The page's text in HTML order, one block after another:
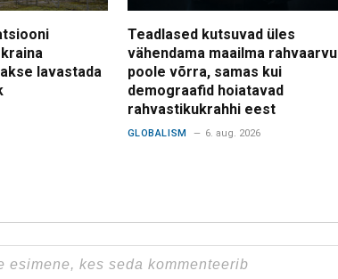
lavastada
Teadlased kutsuvad üles
vähendama maailma rahvaarvu
poole võrra, samas kui
demograafid hoiatavad
rahvastikukrahhi eest
GLOBALISM 6. aug. 2026